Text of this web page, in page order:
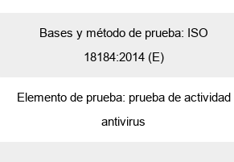
Bases y método de prueba: ISO
18184:2014 (E)
Elemento de prueba: prueba de actividad
antivirus